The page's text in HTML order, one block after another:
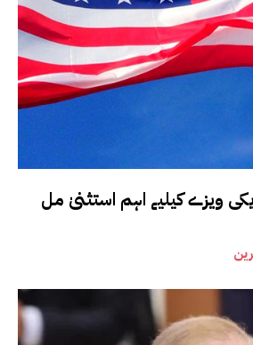
ویزے کیلیے اہم استثنیٰ مل